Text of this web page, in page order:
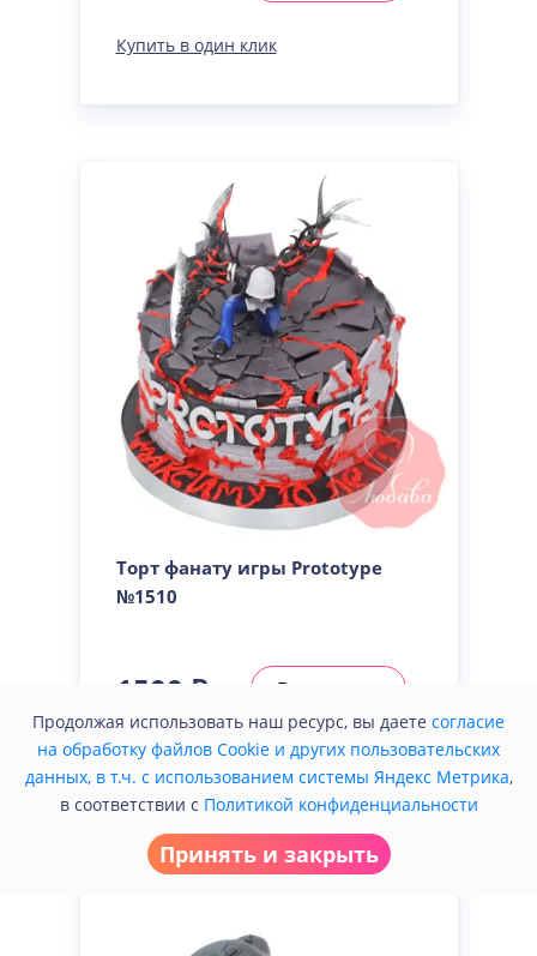
Купить в один клик
Торт фанату игры Prototype
№1510
1500 ₽/кг В корзину
Купить в один клик
Продолжая использовать наш ресурс, вы даете согласие
на обработку файлов Cookie и других пользовательских
данных, в т.ч. с использованием системы Яндекс Метрика,
в соответствии с Политикой конфиденциальности
Принять и закрыть